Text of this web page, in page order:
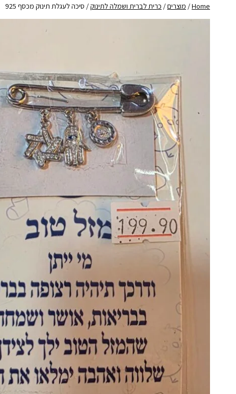
Home
/ מוצרים/ כרית לברית ושמלה לתינוק/ סיכה לעגלת תינוק מכסף 925